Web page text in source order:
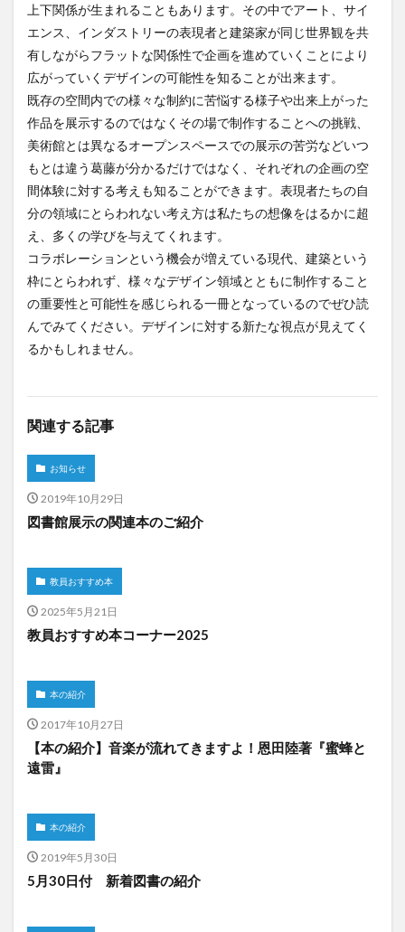
上下関係が生まれることもあります。その中でアート、サイ
エンス、インダストリーの表現者と建築家が同じ世界観を共
有しながらフラットな関係性で企画を進めていくことにより
広がっていくデザインの可能性を知ることが出来ます。
既存の空間内での様々な制約に苦悩する様子や出来上がった
作品を展示するのではなくその場で制作することへの挑戦、
美術館とは異なるオープンスペースでの展示の苦労などいつ
もとは違う葛藤が分かるだけではなく、それぞれの企画の空
間体験に対する考えも知ることができます。表現者たちの自
分の領域にとらわれない考え方は私たちの想像をはるかに超
え、多くの学びを与えてくれます。
コラボレーションという機会が増えている現代、建築という
枠にとらわれず、様々なデザイン領域とともに制作すること
の重要性と可能性を感じられる一冊となっているのでぜひ読
んでみてください。デザインに対する新たな視点が見えてく
るかもしれません。
関連する記事
お知らせ
2019年10月29日
図書館展示の関連本のご紹介
教員おすすめ本
2025年5月21日
教員おすすめ本コーナー2025
本の紹介
2017年10月27日
【本の紹介】音楽が流れてきますよ！恩田陸著『蜜蜂と
遠雷』
本の紹介
2019年5月30日
5月30日付 新着図書の紹介